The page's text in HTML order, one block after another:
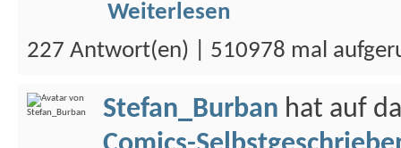
Weiterlesen
227 Antwort(en) | 510978 mal
Stefan_Burban hat auf